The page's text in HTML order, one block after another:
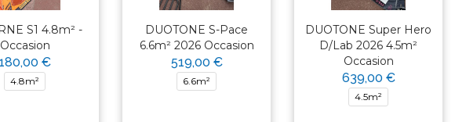
S1 4.8m² -
Occasion
€
4.8m²
DUOTONE S-Pace
6.6m² 2026 Occasion
519,00 €
6.6m²
DUOTONE Super Hero
D/Lab 2026 4.5m²
Occasion
639,00 €
4.5m²